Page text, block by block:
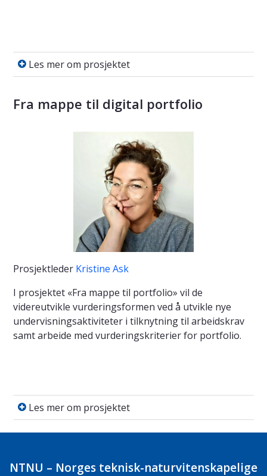
Les mer om prosjektet
Les mer om prosjektet
Fra mappe til digital portfolio
Prosjektleder Kristine Ask
I prosjektet «Fra mappe til portfolio» vil de
videreutvikle vurderingsformen ved å utvikle nye
undervisningsaktiviteter i tilknytning til arbeidskrav
samt arbeide med vurderingskriterier for portfolio.
Les mer om prosjektet
Les mer om prosjektet
NTNU – Norges teknisk-naturvitenskapelige